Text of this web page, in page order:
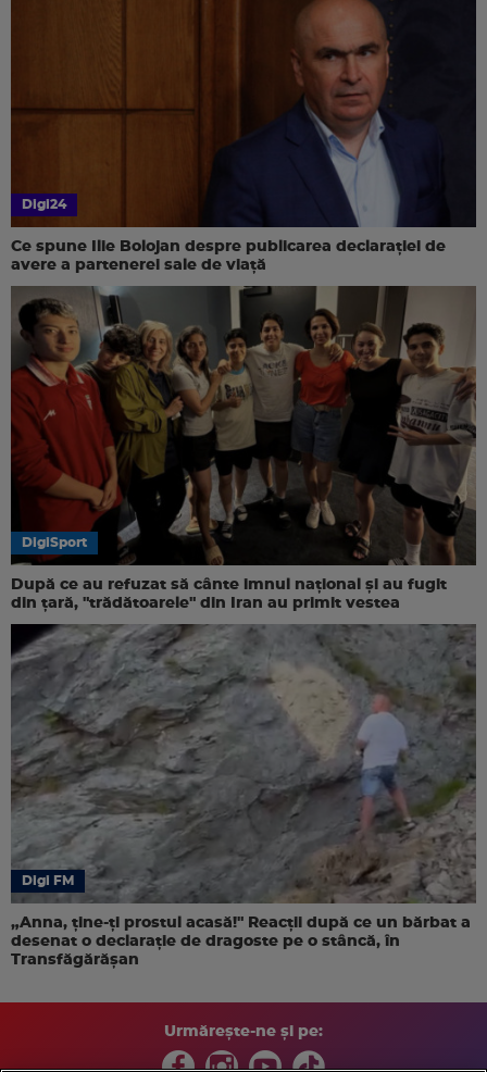
Digi24
Ce spune Ilie Bolojan despre publicarea declarației de
avere a partenerei sale de viață
DigiSport
După ce au refuzat să cânte imnul naţional şi au fugit
din ţară, "trădătoarele" din Iran au primit vestea
Digi FM
„Anna, ţine-ţi prostul acasă!" Reacţii după ce un bărbat a
desenat o declaraţie de dragoste pe o stâncă, în
Transfăgărăşan
Urmărește-ne și pe: